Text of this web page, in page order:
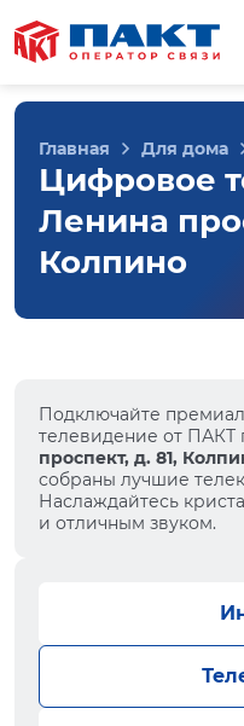
Главная Для дома
Цифровое
Ленина
Колпино
Подключайте
телевидение от ПАКТ
проспект, д. 81,
собраны лучшие
Наслаждайтесь
и отличным звуком.